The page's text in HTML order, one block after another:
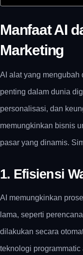
Manfaat AI
Marketing
AI alat yang mengubah
penting dalam dunia
personalisasi, dan
memungkinkan bisnis
pasar yang dinamis.
1. Efisiensi
AI memungkinkan
lama, seperti
dilakukan secara
teknologi